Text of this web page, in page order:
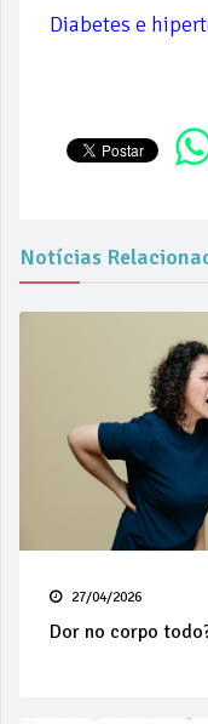
Diabetes e
Notícias
27/04/2026
Dor no corpo